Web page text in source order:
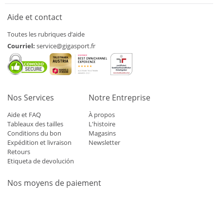
Aide et contact
Toutes les rubriques d’aide
Courriel: service@gigasport.fr
Nos Services
Aide et FAQ
Tableaux des tailles
Conditions du bon
Expédition et livraison
Retours
Etiqueta de devolución
Notre Entreprise
À propos
L'histoire
Magasins
Newsletter
Nos moyens de paiement